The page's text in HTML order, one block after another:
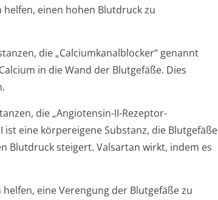
einen hohen Blutdruck zu
die „Calciumkanal­blocker“ genannt
in die Wand der Blutgefäße. Dies
die „Angiotensin-II-Rezeptor-
eine körpereigene Substanz, die Blutgefäße
Blutdruck steigert. Valsartan wirkt, indem es
eine Verengung der Blutgefäße zu